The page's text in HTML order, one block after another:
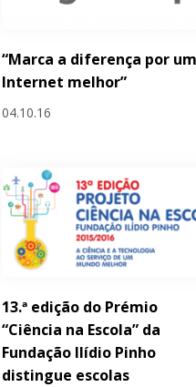
“Marca a diferença por
Internet melhor”
04.10.16
13.ª edição do Prémio
“Ciência na Escola” da
Fundação Ilídio Pinho
distingue escolas